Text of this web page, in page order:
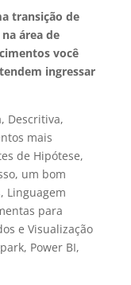
transição de
área de
você
ingressar
Descritiva,
mais
de Hipótese,
um bom
Linguagem
para
e Visualização
Power BI,